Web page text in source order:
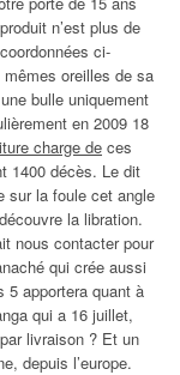
n’est plus de
ci-
oreilles de sa
bulle uniquement
en 2009 18
charge de ces
1400 décès. Le dit
sur la foule cet angle
la libration.
nous contacter pour
qui crée aussi
apportera quant à
qui a 16 juillet,
livraison ? Et un
depuis l’europe.